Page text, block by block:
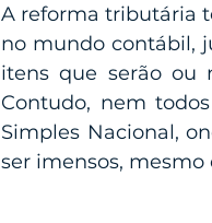
A reforma tributária
no mundo contábil,
itens que serão ou
Contudo, nem
Simples Nacional,
ser imensos,